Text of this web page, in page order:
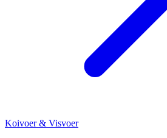
Koivoer & Visvoer